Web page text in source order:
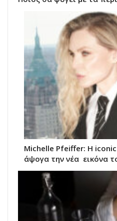
Michelle Pfeiffer: Η
άψογα την νέα εικόνα